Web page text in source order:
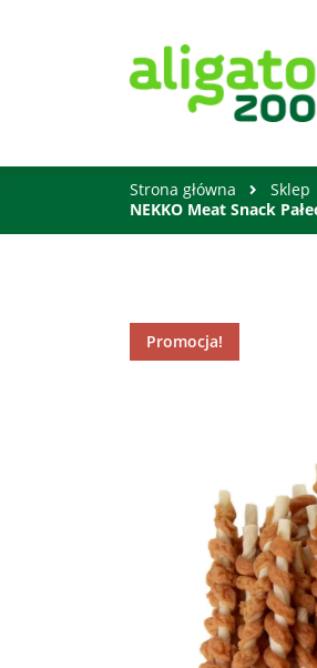
Strona główna Sklep
NEKKO Meat Snack
Promocja!